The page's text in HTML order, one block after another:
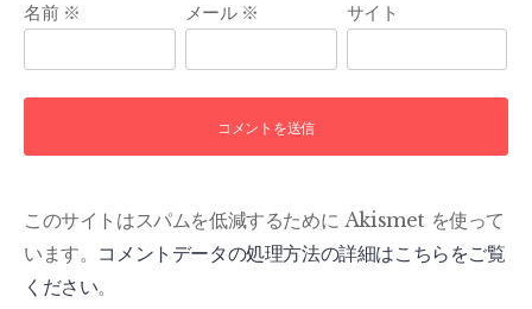
名前 ※ メール ※ サイト
このサイトはスパムを低減するために Akismet を使って
います。 コメントデータの処理方法の詳細はこちらをご覧
ください。